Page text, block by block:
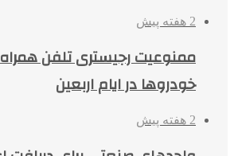
2 هفته پیش
ممنوعیت رجیستری تلفن
خودروها در ایام اربعین
2 هفته پیش